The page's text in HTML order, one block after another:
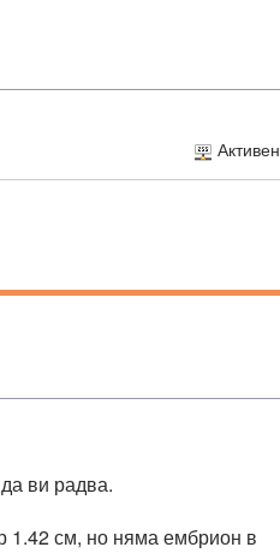
Активен
ви радва.
1.42 см, но няма ембрион в